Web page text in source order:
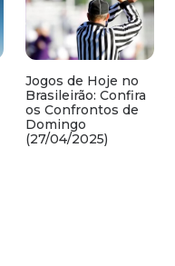
Jogos de Hoje no
Brasileirão: Confira
os Confrontos de
Domingo
(27/04/2025)